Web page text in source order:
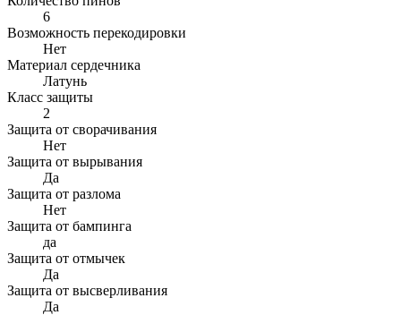
6
Возможность перекодировки
Нет
Материал сердечника
Латунь
Класс защиты
2
Защита от сворачивания
Нет
Защита от вырывания
Да
Защита от разлома
Нет
Защита от бампинга
да
Защита от отмычек
Да
Защита от высверливания
Да